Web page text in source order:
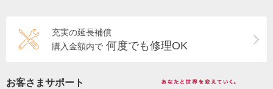
充実の延長補償
購入金額内で 何度でも修理OK
お客さまサポート